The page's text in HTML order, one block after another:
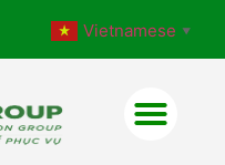
Vietnamese ▼